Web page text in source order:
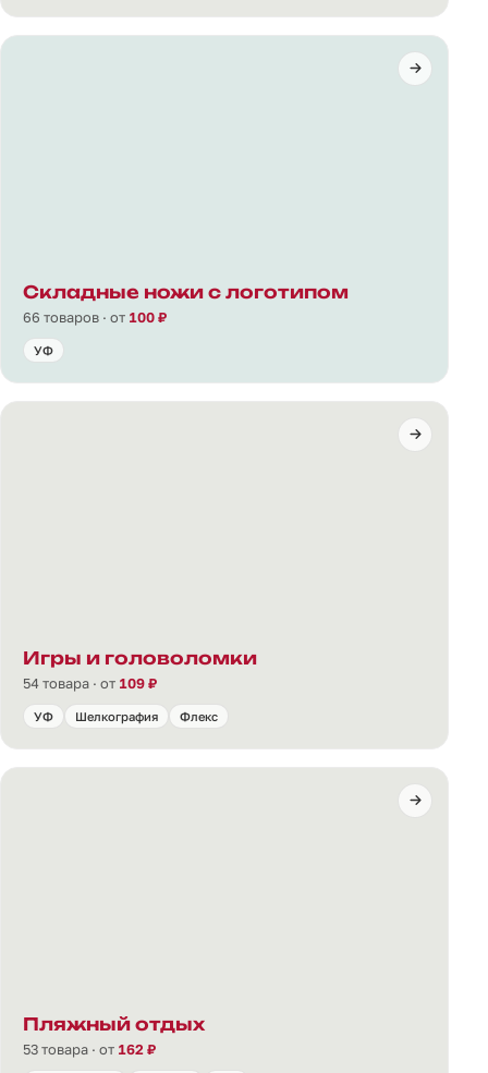
Складные ножи с логотипом
66 товаров · от 100 ₽
УФ
Игры и головоломки
54 товара · от 109 ₽
УФ Шелкография Флекс
Пляжный отдых
53 товара · от 162 ₽